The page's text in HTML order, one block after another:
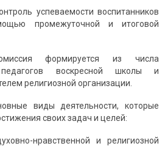
успеваемости воспитанников
промежуточной и итоговой
формируется из числа
педагогов воскресной школы и
религиозной организации.
виды деятельности, которые
своих задач и целей:
нравственной и религиозной